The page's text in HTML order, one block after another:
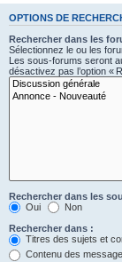
OPTIONS DE
Rechercher dans les
Sélectionnez le ou les
Les sous-forums seront
désactivez pas l’option «
Rechercher dans les
Oui
Non
Rechercher dans :
Titres des sujets et
Contenu des